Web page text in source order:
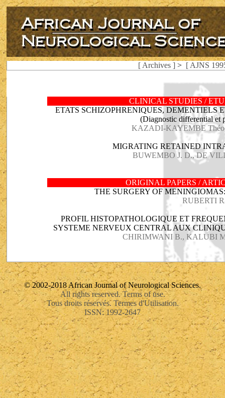
[ Archives ]> [ AJNS
CLINICAL STUDIES /
ETATS SCHIZOPHRENIQUES, DEMENTIELS
(Diagnostic differential et
KAZADI-KAYEMBE
MIGRATING RETAINED
BUWEMBO J. D., DE
ORIGINAL PAPERS /
THE SURGERY OF
RUBERTI
PROFIL HISTOPATHOLOGIQUE ET
SYSTEME NERVEUX CENTRAL AUX
CHIRIMWANI B., KALUBI
© 2002-2018 African Journal of Neurological Sciences.
All rights reserved. Terms of use.
Tous droits réservés. Termes d'Utilisation.
ISSN: 1992-2647